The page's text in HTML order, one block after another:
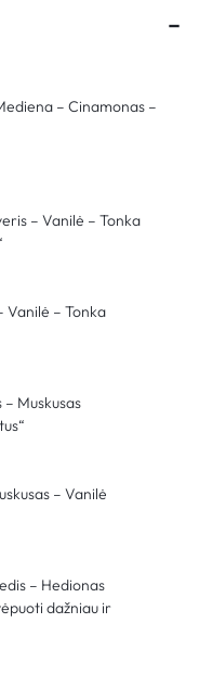
– Cinamonas –
– Vanilė – Tonka
Vanilė – Tonka
Muskusas
– Vanilė
– Hedionas
dažniau ir